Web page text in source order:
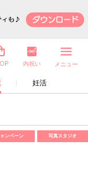
妊活
内祝い メニュー
ンペーン 写真スタジオ